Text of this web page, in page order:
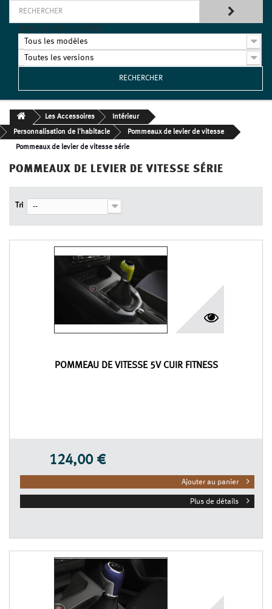
TROUVEZ VOTRE MODÈLE
Tous les modèles
Toutes les versions
RECHERCHER
Les Accessoires Intérieur
Personnalisation de l'habitacle Pommeaux de levier de vitesse
Pommeaux de levier de vitesse série
POMMEAUX DE LEVIER DE VITESSE SÉRIE
Tri --
POMMEAU DE VITESSE 5V CUIR FITNESS
124,00 €
Ajouter au panier
Plus de détails